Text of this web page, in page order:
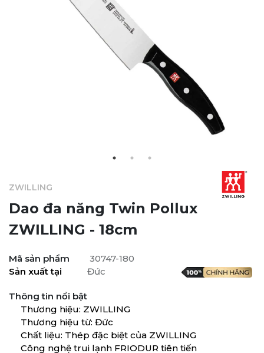
ZWILLING
Dao đa năng Twin Pollux
ZWILLING - 18cm
Mã sản phẩm
30747-180
Sản xuất tại
Đức
Thông tin nổi bật
Thương hiệu: ZWILLING
Thương hiệu từ: Đức
Chất liệu: Thép đặc biệt của ZWILLING
Công nghệ trui lạnh FRIODUR tiên tiến